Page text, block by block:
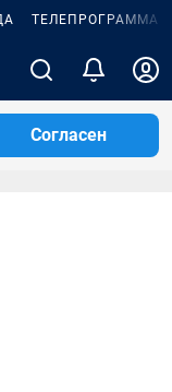
ТЕЛЕПРОГРАММА
Согласен